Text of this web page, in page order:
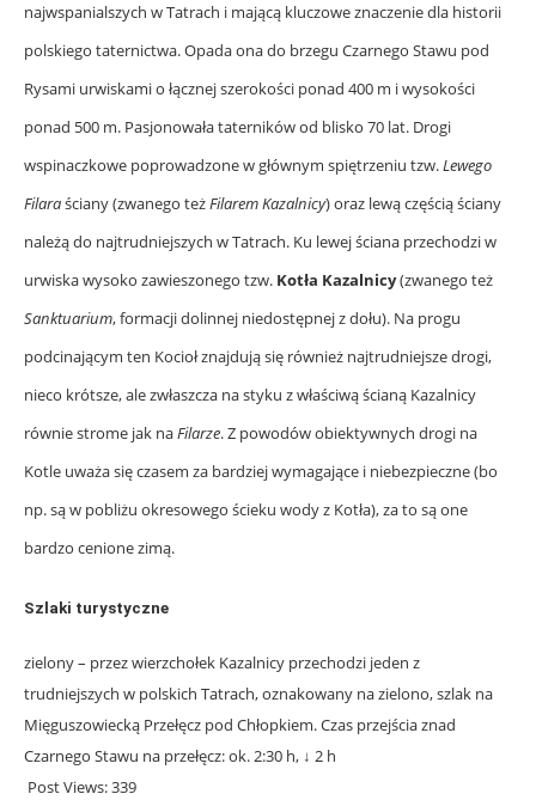
najwspanialszych w Tatrach i mającą kluczowe znaczenie dla historii
polskiego taternictwa. Opada ona do brzegu Czarnego Stawu pod
Rysami urwiskami o łącznej szerokości ponad 400 m i wysokości
ponad 500 m. Pasjonowała taterników od blisko 70 lat. Drogi
wspinaczkowe poprowadzone w głównym spiętrzeniu tzw.Lewego
Filaraściany (zwanego teżFilarem Kazalnicy) oraz lewą częścią ściany
należą do najtrudniejszych w Tatrach. Ku lewej ściana przechodzi w
urwiska wysoko zawieszonego tzw. Kotła Kazalnicy(zwanego też
Sanktuarium, formacji dolinnej niedostępnej z dołu). Na progu
podcinającym ten Kocioł znajdują się również najtrudniejsze drogi,
nieco krótsze, ale zwłaszcza na styku z właściwą ścianą Kazalnicy
równie strome jak naFilarze. Z powodów obiektywnych drogi na
Kotle uważa się czasem za bardziej wymagające i niebezpieczne (bo
np. są w pobliżu okresowego ścieku wody z Kotła), za to są one
bardzo cenione zimą.
Szlaki turystyczne
zielony – przez wierzchołek Kazalnicy przechodzi jeden z
trudniejszych w polskich Tatrach, oznakowany na zielono, szlak na
Mięguszowiecką Przełęcz pod Chłopkiem. Czas przejścia znad
Czarnego Stawu na przełęcz: ok. 2:30 h, ↓ 2 h
Post Views:339